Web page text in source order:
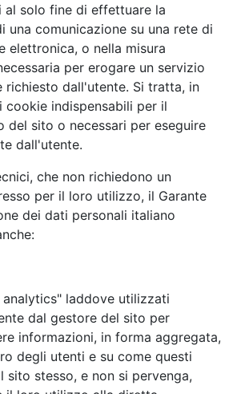
al solo fine di effettuare la
una comunicazione su una rete di
elettronica, o nella misura
per erogare un servizio
richiesto dall'utente. Si tratta, in
cookie indispensabili per il
del sito o necessari per eseguire
dall'utente.
che non richiedono un
per il loro utilizzo, il Garante
dei dati personali italiano
laddove utilizzati
dal gestore del sito per
informazioni, in forma aggregata,
degli utenti e su come questi
sito stesso, e non si pervenga,